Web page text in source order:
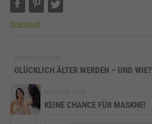
Download
GLÜCKLICH ÄLTER WERDEN – UND WIE?
KEINE CHANCE FÜR MASKNE!